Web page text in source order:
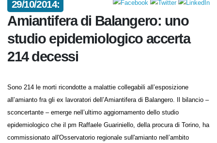
29/10/2014:
Amiantifera di Balangero: uno
studio epidemiologico accerta
214 decessi
Sono 214 le morti ricondotte a malattie collegabili all’esposizione
all’amianto fra gli ex lavoratori dell’Amiantifera di Balangero. Il bilancio
– sconcertante – emerge nell’ultimo aggiornamento dello studio
epidemiologico che il pm Raffaele Guariniello, della procura di Torino,
ha commissionato all'Osservatorio regionale sull'amianto nell’ambito